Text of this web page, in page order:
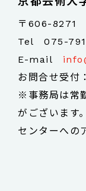
〒606-8271
Tel075-
E-mail
お問合せ受付
※事務局は常
がございます
センターへの